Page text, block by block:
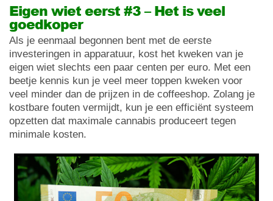
Eigen wiet eerst #3 – Het is veel
goedkoper
Als je eenmaal begonnen bent met de eerste
investeringen in apparatuur, kost het kweken van je
eigen wiet slechts een paar centen per euro. Met een
beetje kennis kun je veel meer toppen kweken voor
veel minder dan de prijzen in de coffeeshop. Zolang je
kostbare fouten vermijdt, kun je een efficiënt systeem
opzetten dat maximale cannabis produceert tegen
minimale kosten.